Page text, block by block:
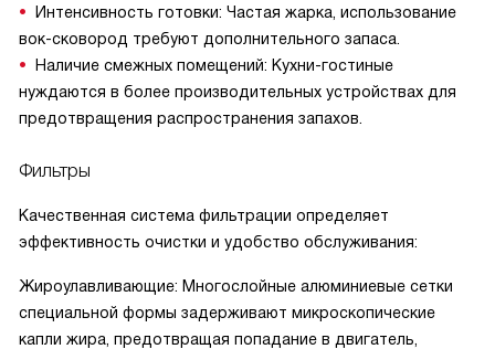
Интенсивность готовки: Частая жарка, использование
вок-сковород требуют дополнительного запаса.
Наличие смежных помещений: Кухни-гостиные
нуждаются в более производительных устройствах для
предотвращения распространения запахов.
Фильтры
Качественная система фильтрации определяет
эффективность очистки и удобство обслуживания:
Жироулавливающие: Многослойные алюминиевые сетки
специальной формы задерживают микроскопические
капли жира, предотвращая попадание в двигатель,